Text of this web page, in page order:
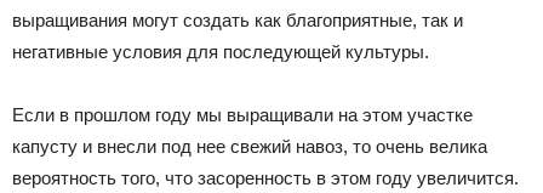
выращивания могут создать как благоприятные, так и
негативные условия для последующей культуры.
Если в прошлом году мы выращивали на этом участке
капусту и внесли под нее свежий навоз, то очень велика
вероятность того, что засоренность в этом году увеличится.